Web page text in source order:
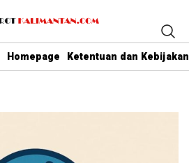
Homepage Ketentuan dan